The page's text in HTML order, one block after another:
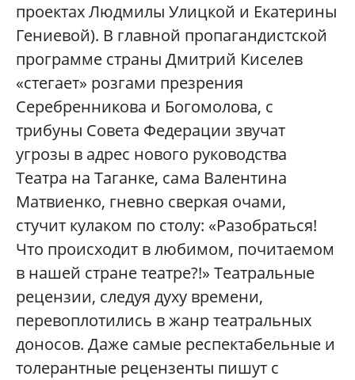
проектах Людмилы Улицкой и Екатерины
Гениевой). В главной пропагандистской
программе страны Дмитрий Киселев
«стегает» розгами презрения
Серебренникова и Богомолова, с
трибуны Совета Федерации звучат
угрозы в адрес нового руководства
Театра на Таганке, сама Валентина
Матвиенко, гневно сверкая очами,
стучит кулаком по столу: «Разобраться!
Что происходит в любимом, почитаемом
в нашей стране театре?!» Театральные
рецензии, следуя духу времени,
перевоплотились в жанр театральных
доносов. Даже самые респектабельные и
толерантные рецензенты пишут с